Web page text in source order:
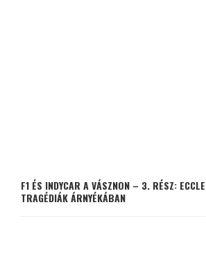
F1 ÉS INDYCAR A VÁSZNON – 3. RÉSZ:
TRAGÉDIÁK ÁRNYÉKÁBAN